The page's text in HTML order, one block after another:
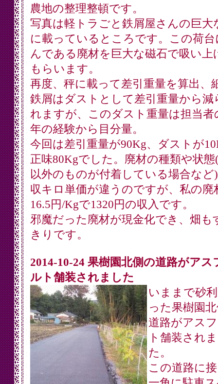
農地の整理整頓です。
写真は軽トラごと鉄屑屋さんの巨大
に載っているところです。この荷台
んである廃材を巨大な磁石で吸い上
もらいます。
再度、秤に載って差引重量を算出、
鉄屑はダストとして差引重量から減
れますが、このダスト重量は担当者
年の経験から目分量。
今回は差引重量が90Kg、ダストが
正味80Kgでした。廃材の種類や状態
以外のものが付着している場合など
収キロ単価が違うのですが、私の廃
16.5円/Kgで1320円の収入です。
邪魔だった廃材が現金化でき、畑も
きりです。
2014-10-24 果樹園北側の道路がアス
ルト舗装されました
いままで砂
った果樹園
道路がアス
ト舗装され
た。
この道路に